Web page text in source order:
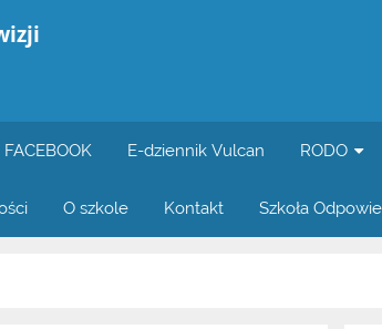
FACEBOOK E-dziennik Vulcan RODO
O szkole Kontakt Szkoła